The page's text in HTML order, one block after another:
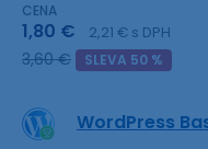
CENA
1,80 € 2,21 € s DPH
3,60 € SLEVA 50 %
WordPress